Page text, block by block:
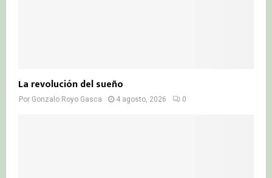
La revolución del sueño
Por Gonzalo Royo Gasca 4 agosto, 2026 0